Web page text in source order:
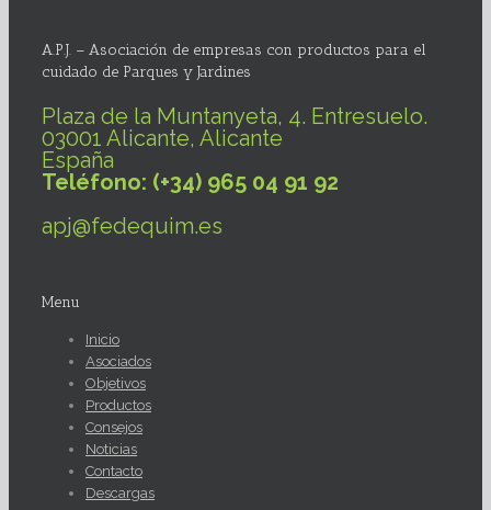
A.P.J. – Asociación de empresas con productos para el
cuidado de Parques y Jardines
Plaza de la Muntanyeta, 4. Entresuelo.
03001 Alicante, Alicante
España
Teléfono: (+34) 965 04 91 92
apj@fedequim.es
Menu
Inicio
Asociados
Objetivos
Productos
Consejos
Noticias
Contacto
Descargas